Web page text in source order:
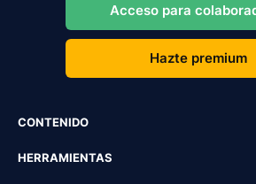
Acceso para
Hazte premium
CONTENIDO
HERRAMIENTAS